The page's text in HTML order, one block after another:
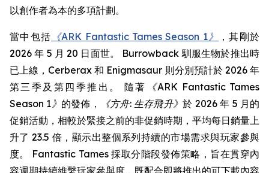
以創作者為本的多項計劃。
當中包括 《ARK Fantastic Tames Season 1》
，其剛於
2026 年 5 月 20 日面世。 Burrowback 馴服生物於推出時
已上線，Cerberax 和 Enigmasaur 則分別預計於 2026 年
第三季及第四季推出。 隨著
《ARK Fantastic Tames
Season 1》 的發佈， 《方舟: 生存飛升》於 2026 年 5 月的
促銷活動，相較於緊接之前的非促銷時期，平均每日銷量上
升了 23.5 倍，顯示出整個系列持續的市場需求與玩家參與
度。 Fantastic Tames 採取分階段發佈策略，旨在貫穿內
容週期持續維繫玩家參與度，既配合即將推出的可下載內容